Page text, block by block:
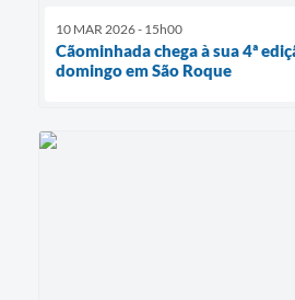
10 MAR 2026 - 15h00
Cãominhada chega à sua 4ª
domingo em São Roque